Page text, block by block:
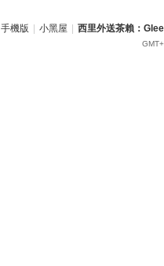
手機版 小黑屋 西里外送茶賴：